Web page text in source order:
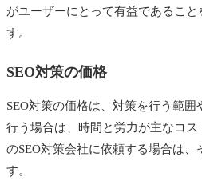
がユーザーにとって有益であるこ
す。
SEO対策の価格
SEO対策の価格は、対策を行う範
行う場合は、時間と労力が主なコ
のSEO対策会社に依頼する場合は、
す。